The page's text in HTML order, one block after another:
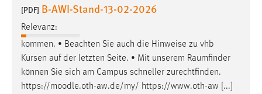
[PDF] B-AWI-Stand-13-02-2026
Relevanz:
kommen. • Beachten Sie auch die Hinweise zu vhb
Kursen auf der letzten Seite. • Mit unserem Raumfinder
können Sie sich am Campus schneller zurechtfinden.
https://moodle.oth-aw.de/my/ https://www.oth-aw [...]
Performance
Name:
Zweck: